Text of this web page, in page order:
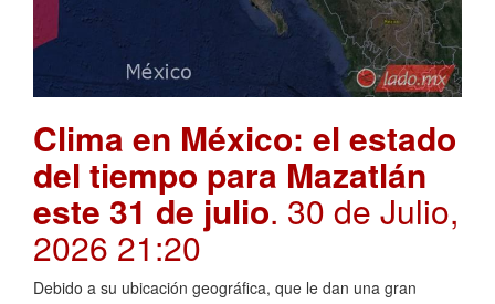
Clima en México: el estado
del tiempo para Mazatlán
este 31 de julio. 30 de Julio,
2026 21:20
Debido a su ubicación geográfica, que le dan una gran